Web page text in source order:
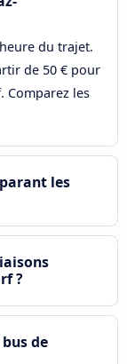
du trajet.
de 50 € pour
Comparez les
les
?
de